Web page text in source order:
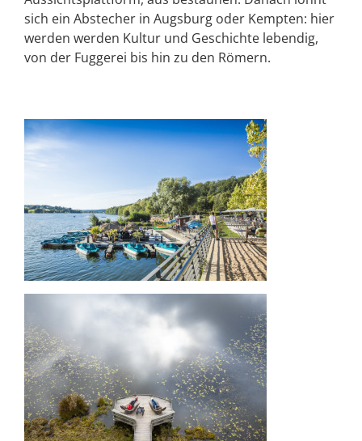
sich ein Abstecher in Augsburg oder Kempten: hier
werden werden Kultur und Geschichte lebendig,
von der Fuggerei bis hin zu den Römern.